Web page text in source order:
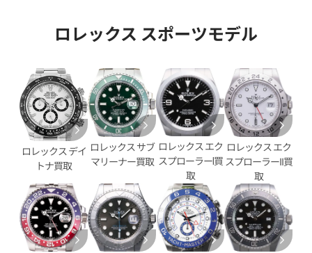
イトジャスト 41 126333 シ
時点の参考買取価格です
ロレックス デイトジャスト
ク 126333
1,974,000 円
※2024年6月9日時点の参考買
ロレックス スポーツモデル
ロレックス デイ
トナ買取
ロレックス サブ
マリーナー買取
ロレックス エク
スプローラーⅠ買
取
ロレックス エク
スプローラーII買
取